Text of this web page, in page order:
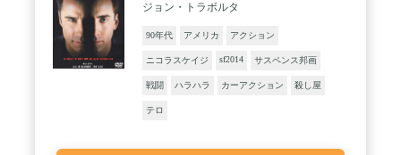
ジョン・トラボルタ
90年代 アメリカ アクション
ニコラスケイジ sf2014 サスペンス邦画
戦闘 ハラハラ カーアクション 殺し屋
テロ